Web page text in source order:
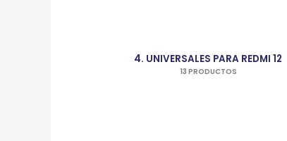
4. UNIVERSALES PARA REDMI 12
13 PRODUCTOS